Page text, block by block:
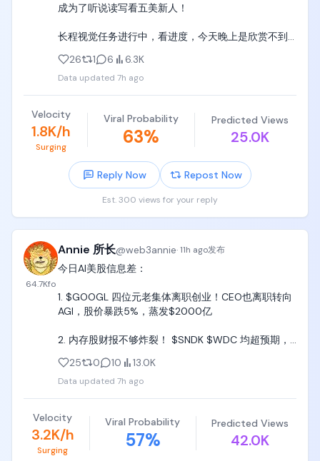
成为了听说读写看五美新人！
长程视觉任务进行中，看进度，今天晚上是欣赏不到
谁有兴趣就拿去玩吧，应该是目前Harness的最好的里
最便宜的（毕竟一个月10美元），最便宜的里面最好
的。
如果有更便宜更好的，应该也没有我更轻量无依赖。
https://t.co/1QyntjWAW6
26 1 6 6.3K
Data updated 7h ago
Velocity
1.8K/h
Surging
Viral Probability
63%
Predicted Views
25.0K
Reply Now Repost Now
Est. 300 views for your reply
64.7Kfo
Annie 所长@web3annie·11h ago发布
今日AI美股信息差：
1. $GOOGL 四位元老集体离职创业！CEO也离职转向
AGI，股价暴跌5%，蒸发$2000亿
2. 内存股财报不够炸裂！ $SNDK $WDC 均超预期，
3. $Meta 上新 AI！Muse Code：首个编程代理，直
接对标 Anthropic 的 Claude Code、OpenAI 的
Codex
4. $NVDA 合作中国基站！找了深圳佳贤通信合作端侧
算力，未来 AI 算力不能只堆在数据中心里，需要通过
25 0 10 13.0K
Data updated 7h ago
Velocity
3.2K/h
Surging
Viral Probability
57%
Predicted Views
42.0K